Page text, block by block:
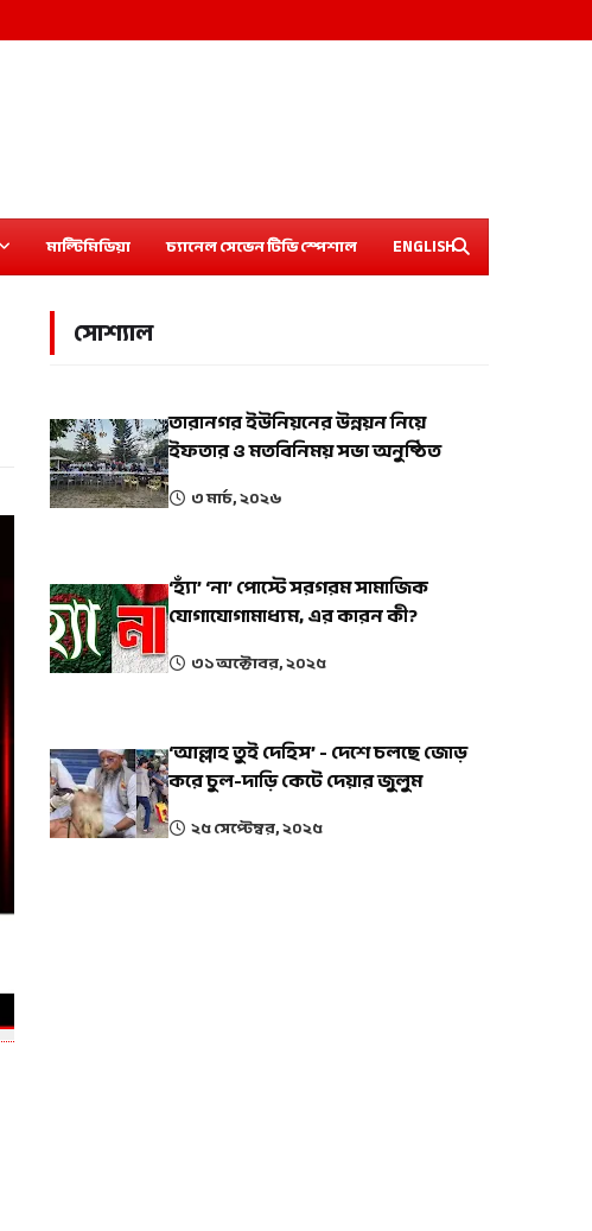
মাল্টিমিডিয়া চ্যানেল সেভেন টিভি স্পেশাল ENGLISH
সোশ্যাল
তারানগর ইউনিয়নের উন্নয়ন নিয়ে
ইফতার ও মতবিনিময় সভা অনুষ্ঠিত
৩ মার্চ, ২০২৬
‘হ্যাঁ’ ‘না’ পোস্টে সরগরম সামাজিক
যোগাযোগামাধ্যম, এর কারন কী?
৩১ অক্টোবর, ২০২৫
‘আল্লাহ তুই দেহিস’ - দেশে চলছে জোড়
করে চুল-দাড়ি কেটে দেয়ার জুলুম
২৫ সেপ্টেম্বর, ২০২৫